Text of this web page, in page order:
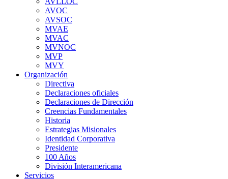
AVOC
AVSOC
MVAE
MVAC
MVNOC
MVP
MVY
Organización
Directiva
Declaraciones oficiales
Declaraciones de Dirección
Creencias Fundamentales
Historia
Estrategias Misionales
Identidad Corporativa
Presidente
100 Años
División Interamericana
Servicios